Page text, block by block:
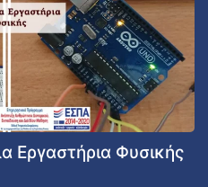
Εργαστήρια Φυσικής